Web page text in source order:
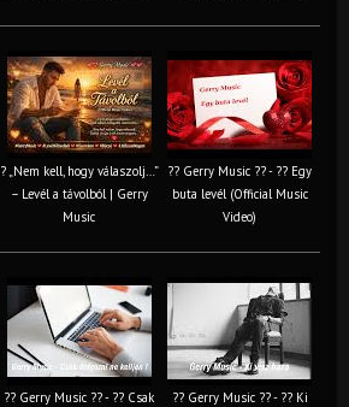
? „Nem kell, hogy válaszolj…”
– Levél a távolból | Gerry
Music
?? Gerry Music ?? - ?? Egy
buta levél (Official Music
Video)
?? Gerry Music ?? - ?? Csak ?? Gerry Music ?? - ?? Ki